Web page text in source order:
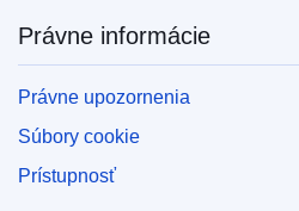
Právne informácie
Právne upozornenia
Súbory cookie
Prístupnosť